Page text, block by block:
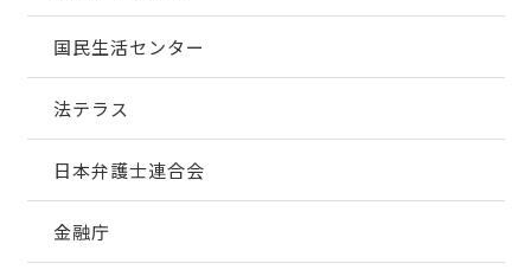
国民生活センター
法テラス
日本弁護士連合会
金融庁